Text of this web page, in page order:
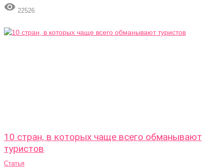
 22526
10 стран, в которых чаще всего обманывают
туристов
Статья